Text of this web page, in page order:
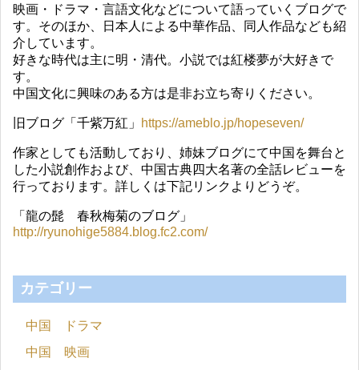
映画・ドラマ・言語文化などについて語っていくブログで
す。そのほか、日本人による中華作品、同人作品なども紹
介しています。
好きな時代は主に明・清代。小説では紅楼夢が大好きで
す。
中国文化に興味のある方は是非お立ち寄りください。
旧ブログ「千紫万紅」 https://ameblo.jp/hopeseven/
作家としても活動しており、姉妹ブログにて中国を舞台と
した小説創作および、中国古典四大名著の全話レビューを
行っております。詳しくは下記リンクよりどうぞ。
「龍の髭 春秋梅菊のブログ」
http://ryunohige5884.blog.fc2.com/
カテゴリー
中国 ドラマ
中国 映画